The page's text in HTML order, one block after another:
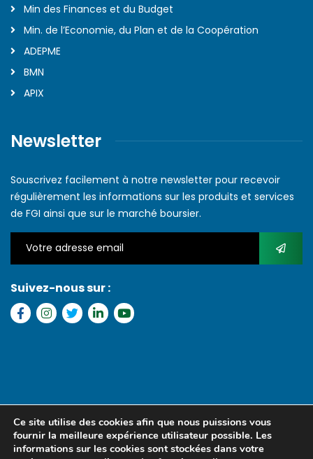
Min des Finances et du Budget
Min. de l’Economie, du Plan et de la Coopération
ADEPME
BMN
APIX
Newsletter
Souscrivez facilement à notre newsletter pour recevoir
régulièrement les informations sur les produits et services
de FGI ainsi que sur le marché boursier.
Suivez-nous sur :
MEDIA SENEGAL
Ce site utilise des cookies afin que nous puissions vous
fournir la meilleure expérience utilisateur possible. Les
informations sur les cookies sont stockées dans votre